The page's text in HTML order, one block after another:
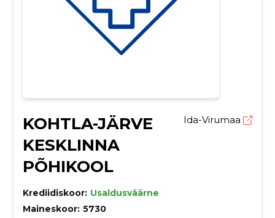
KOHTLA-JÄRVE
KESKLINNA
PÕHIKOOL
Ida-Virumaa
Krediidiskoor: Usaldusväärne
Maineskoor: 5730